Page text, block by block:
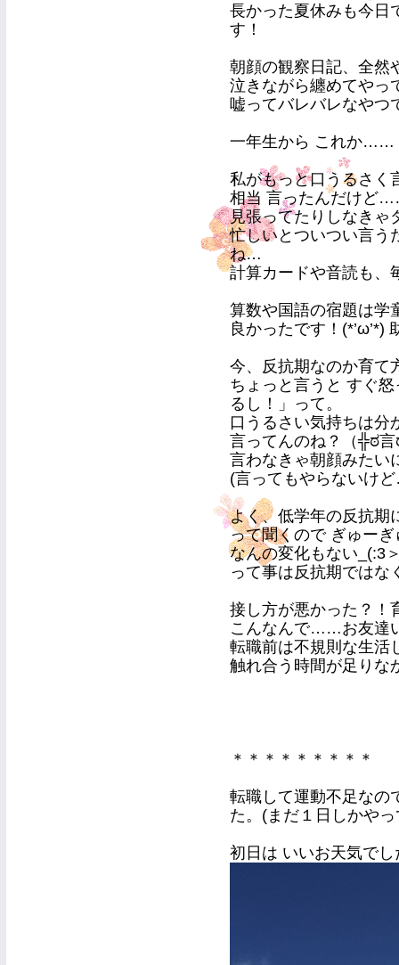
長かった夏休みも今日
す！
朝顔の観察日記、全然
泣きながら纏めてやっ
嘘ってバレバレなやつ
一年生から これか……
私がもっと口うるさ
相当 言ったんだけど
見張ってたりしなき
忙しいとついつい言
ね…
計算カードや音読も
算数や国語の宿題は学
良かったです！(*’ω’*)
今、反抗期なのか育
ちょっと言うと すぐ
るし！」って。
口うるさい気持ちは分
言ってんのね？（╬ಠ
言わなきゃ朝顔みた
(言ってもやらないけ
よく、低学年の反抗
って聞くので ぎゅー
なんの変化もない_(:3
って事は反抗期で
接し方が悪かった？！
こんなんで……お友
転職前は不規則な生
触れ合う時間が足り
＊＊＊＊＊＊＊＊＊
転職して運動不足なの
た。(まだ１日しかや
初日は いいお天気で